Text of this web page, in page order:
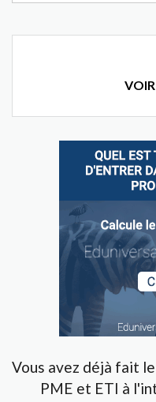
VOIR
Vous avez déjà fait
PME et ETI à